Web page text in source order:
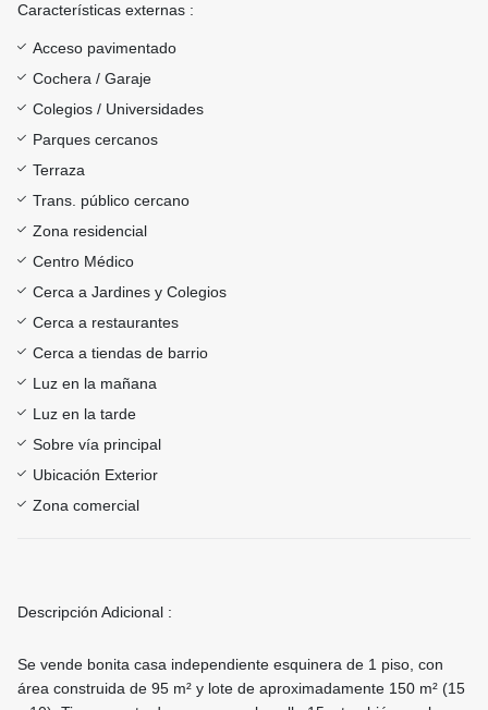
Características externas :
Acceso pavimentado
Cochera / Garaje
Colegios / Universidades
Parques cercanos
Terraza
Trans. público cercano
Zona residencial
Centro Médico
Cerca a Jardines y Colegios
Cerca a restaurantes
Cerca a tiendas de barrio
Luz en la mañana
Luz en la tarde
Sobre vía principal
Ubicación Exterior
Zona comercial
Descripción Adicional :
Se vende bonita casa independiente esquinera de 1 piso, con
área construida de 95 m² y lote de aproximadamente 150 m² (15